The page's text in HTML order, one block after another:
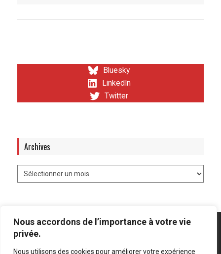
Nous accordons de l’importance à votre vie
privée.
Nous utilisons des cookies pour améliorer votre expérience
Bluesky
LinkedIn
Twitter
Archives